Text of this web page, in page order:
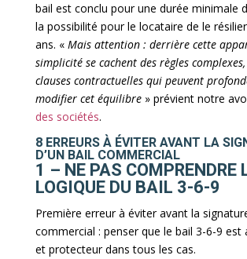
bail est conclu pour une durée minimale
la possibilité pour le locataire de le
ans. « Mais attention : derrière cette
simplicité se cachent des règles
clauses contractuelles qui peuvent
modifier cet équilibre» prévient notre
des sociétés.
8 ERREURS À ÉVITER AVANT LA
D’UN BAIL COMMERCIAL
1 – NE PAS COMPRENDRE
LOGIQUE DU BAIL 3-6-9
Première erreur à éviter avant la
commercial : penser que le bail 3-6-9 est
et protecteur dans tous les cas.